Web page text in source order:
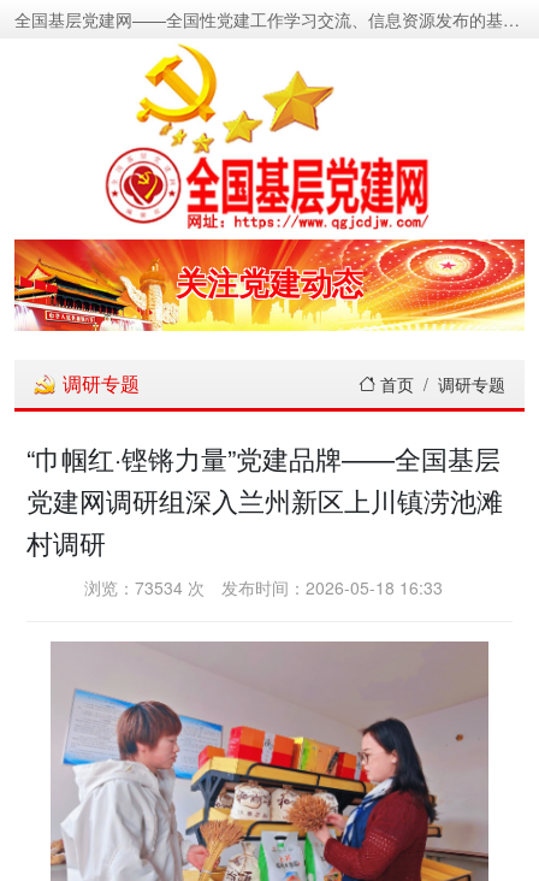
全国基层党建网——全国性党建工作学习交流、信息资源发布的基层党建新闻门户网
密切党群关系
传递党的声音
关注党建动态
传播党建理论
密切党群关系
传递党的声音
调研专题 首页 调研专题
“巾帼红·铿锵力量”党建品牌——全国基层
党建网调研组深入兰州新区上川镇涝池滩
村调研
浏览：73534 次 发布时间：2026-05-18 16:33